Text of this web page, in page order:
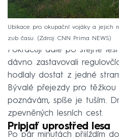
Ubikace pro okupační vojáky a jejich
zub času.
Zdroj: CNN Prima NEWS
Pokračuji dále po stejné
dávno zastavovali
hodlaly dostat z jedné
Bývalé přejezdy pro
poznávám, spíše je tuším.
zpevněných lesních cest.
Pripjať uprostřed lesa
Po pár minutách přijíždím